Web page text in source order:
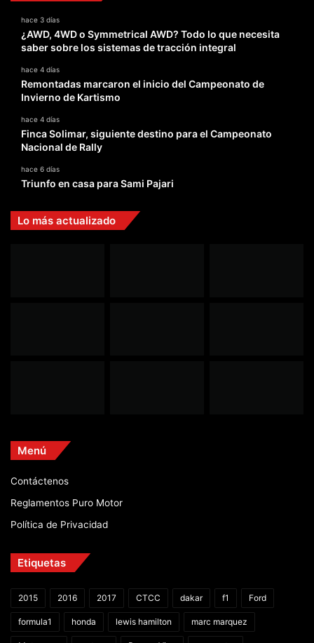
hace 3 días
¿AWD, 4WD o Symmetrical AWD? Todo lo que necesita
saber sobre los sistemas de tracción integral
hace 4 días
Remontadas marcaron el inicio del Campeonato de
Invierno de Kartismo
hace 4 días
Finca Solimar, siguiente destino para el Campeonato
Nacional de Rally
hace 6 días
Triunfo en casa para Sami Pajari
Lo más actualizado
Menú
Contáctenos
Reglamentos Puro Motor
Política de Privacidad
Etiquetas
2015 2016 2017 CTCC dakar f1 Ford
formula1 honda lewis hamilton marc marquez